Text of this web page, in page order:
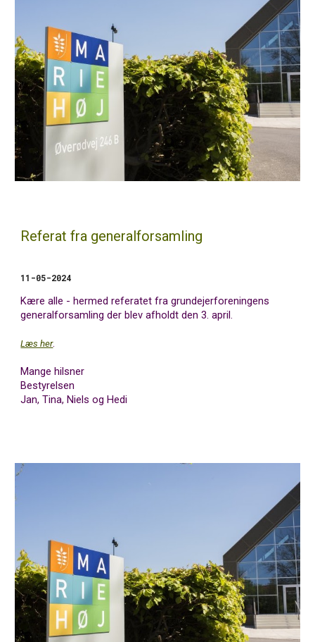
Referat fra generalforsamling
11-05-2024
Kære alle - hermed referatet fra grundejerforeningens
generalforsamling der blev afholdt den 3. april.
Læs her.
Mange hilsner
Bestyrelsen
Jan, Tina, Niels og Hedi